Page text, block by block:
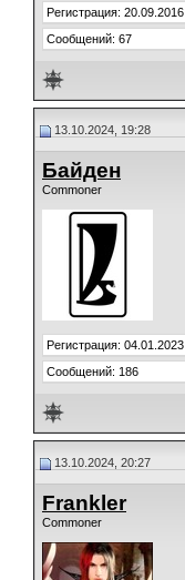
Регистрация: 20.09.2016
Сообщений: 67
13.10.2024, 19:28
Байден
Commoner
Регистрация: 04.01.2023
Сообщений: 186
13.10.2024, 20:27
Frankler
Commoner